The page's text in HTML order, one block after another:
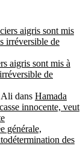
aigris sont mis
irréversible de
aigris sont mis à
de
Ali dans Hamada
innocente, veut
générale,
des